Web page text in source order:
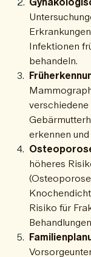
Infektionen
behandeln.
erkennen
höheres
Risiko für